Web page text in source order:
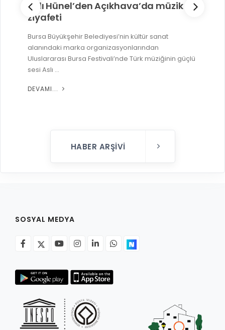
Aslı Hünel’den Açıkhava’da müzik
ziyafeti
Bursa Büyükşehir Belediyesi’nin kültür sanat
alanındaki marka organizasyonlarından
Uluslararası Bursa Festivali’nde Türk müziğinin güçlü
sesi Aslı ...
DEVAMI...
HABER ARŞIVI
SOSYAL MEDYA